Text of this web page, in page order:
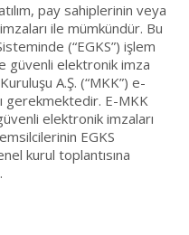
pay sahiplerinin veya
ile mümkündür. Bu
(“EGKS”) işlem
güvenli elektronik imza
A.Ş. (“MKK”) e-
gerekmektedir. E-MKK
elektronik imzaları
EGKS
kurul toplantısına